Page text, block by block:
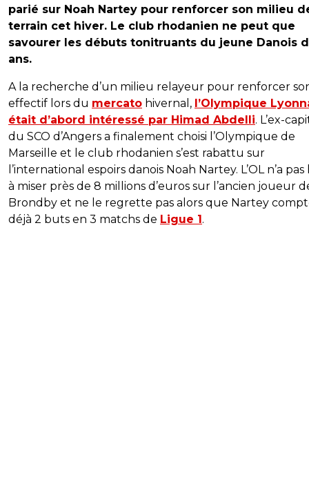
parié sur Noah Nartey pour renforcer son milieu
terrain cet hiver. Le club rhodanien ne peut que
savourer les débuts tonitruants du jeune Danois
ans.
A la recherche d’un milieu relayeur pour renforcer
effectif lors du mercato hivernal, l’Olympique
était d’abord intéressé par Himad Abdelli. L’ex-
du SCO d’Angers a finalement choisi l’Olympique de
Marseille et le club rhodanien s’est rabattu sur
l’international espoirs danois Noah Nartey. L’OL n’a
à miser près de 8 millions d’euros sur l’ancien joueur
Brondby et ne le regrette pas alors que Nartey
déjà 2 buts en 3 matchs de Ligue 1.